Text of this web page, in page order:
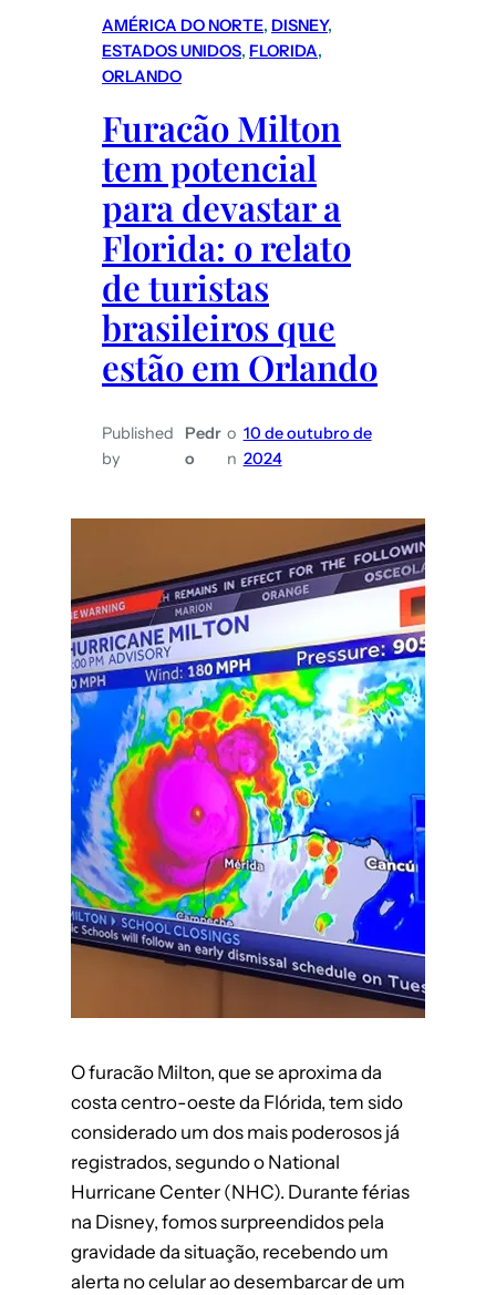
AMÉRICA DO NORTE, DISNEY
ESTADOS UNIDOS, FLORIDA
ORLANDO
Furacão Milton
tem potencial
para devastar a
Florida: o relato
de turistas
brasileiros que
estão em Orlando
Published
by
Pedr
o
o
n
10 de outubro de
2024
O furacão Milton, que se aproxima da
costa centro-oeste da Flórida, tem sido
considerado um dos mais poderosos já
registrados, segundo o National
Hurricane Center (NHC). Durante férias
na Disney, fomos surpreendidos pela
gravidade da situação, recebendo um
alerta no celular ao desembarcar de um